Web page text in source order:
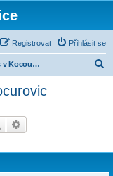
Přihlásit se
Registrovat
Vítejte u nás v Kocourkově u Kocurovic
Hledat